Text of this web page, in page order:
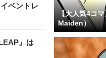
ベントレ
』は
【大人気4コ
Maiden）